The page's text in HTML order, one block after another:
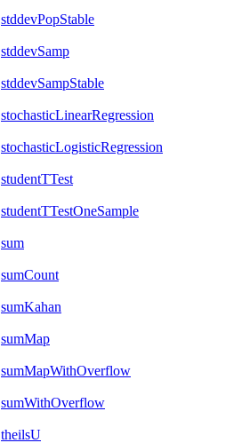
stddevPopStable
stddevSamp
stddevSampStable
stochasticLinearRegression
stochasticLogisticRegression
studentTTest
studentTTestOneSample
sum
sumCount
sumKahan
sumMap
sumMapWithOverflow
sumWithOverflow
theilsU